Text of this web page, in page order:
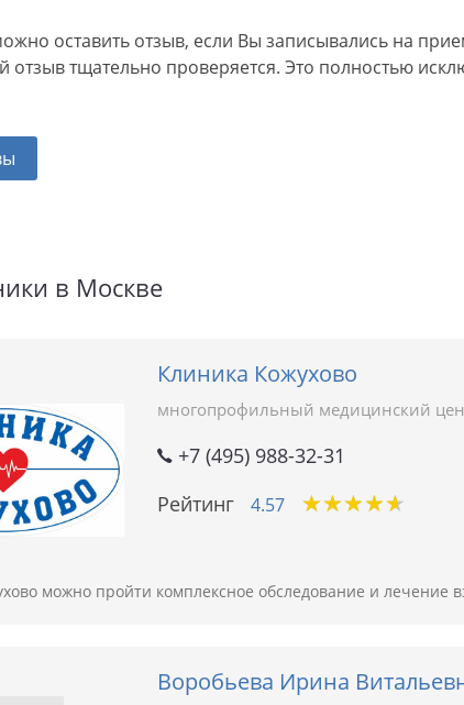
оставить отзыв, если Вы записывались на
отзыв тщательно проверяется. Это полностью
в Москве
Клиника Кожухово
многопрофильный медицинский
+7 (495) 988-32-31
Рейтинг
4.57 ★★★★★
★★★★★
можно пройти комплексное обследование и лечение
Воробьева Ирина